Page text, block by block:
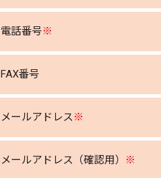
電話番号※
FAX番号
メールアドレス※
メールアドレス（確認用） ※